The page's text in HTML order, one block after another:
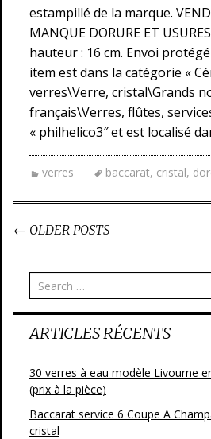
estampillé de la marque.
MANQUE DORURE ET
hauteur : 16 cm. Envoi
item est dans la catégorie «
verres\Verre, cristal\Grands
français\Verres, flûtes,
« philhelico3″ et est localisé
verres baccarat, cristal,
← OLDER POSTS
ARTICLES RÉCENTS
30 verres à eau modèle Livourne
(prix à la pièce)
Baccarat service 6 Coupe A
cristal